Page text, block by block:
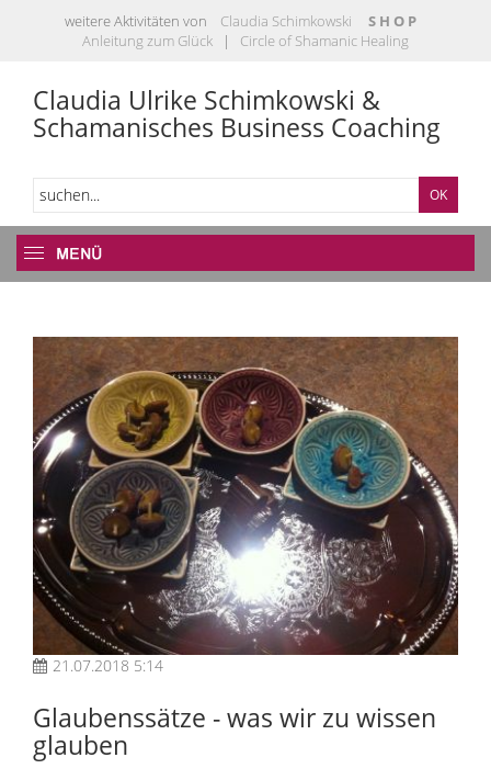
weitere Aktivitäten von Claudia Schimkowski
S H O P
Anleitung zum Glück | Circle of Shamanic Healing
Claudia Ulrike Schimkowski &
Schamanisches Business Coaching
21.07.2018 5:14
Glaubenssätze - was wir zu wissen
glauben